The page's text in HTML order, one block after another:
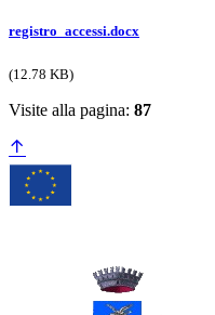
registro_accessi.docx
(12.78 KB)
Visite alla pagina: 87